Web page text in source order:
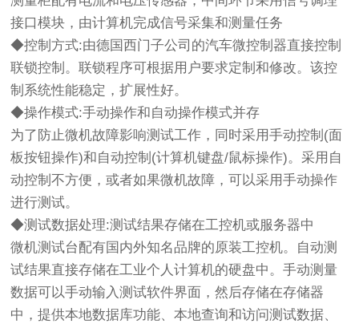
接口模块，由计算机完成信号采集和测量任务
◆控制方式:由德国西门子公司的汽车微控制器直接控制
联锁控制。联锁程序可根据用户要求定制和修改。该控
制系统性能稳定，扩展性好。
◆操作模式:手动操作和自动操作模式并存
为了防止微机故障影响测试工作，同时采用手动控制(面
板按钮操作)和自动控制(计算机键盘/鼠标操作)。采用自
动控制不方便，或者如果微机故障，可以采用手动操作
进行测试。
◆测试数据处理:测试结果存储在工控机或服务器中
微机测试台配有国内外知名品牌的原装工控机。自动测
试结果直接存储在工业个人计算机的硬盘中。手动测量
数据可以手动输入测试软件界面，然后存储在存储器
中，提供本地数据库功能、本地查询和访问测试数据、